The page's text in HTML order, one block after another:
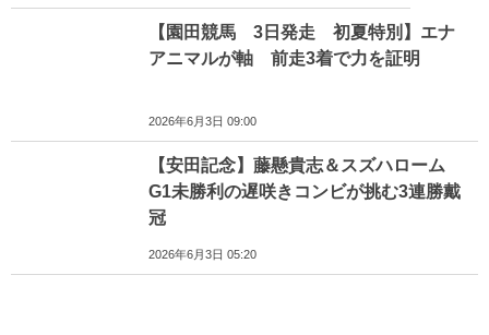
【園田競馬 3日発走 初夏特別】エナ
アニマルが軸 前走3着で力を証明
2026年6月3日 09:00
【安田記念】藤懸貴志＆スズハローム
G1未勝利の遅咲きコンビが挑む3連勝戴
冠
2026年6月3日 05:20